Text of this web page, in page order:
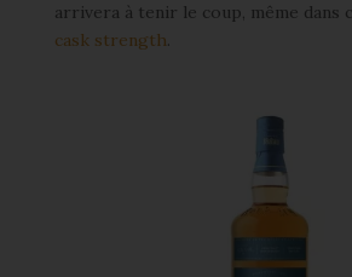
arrivera à tenir le coup, même dans
cask strength.